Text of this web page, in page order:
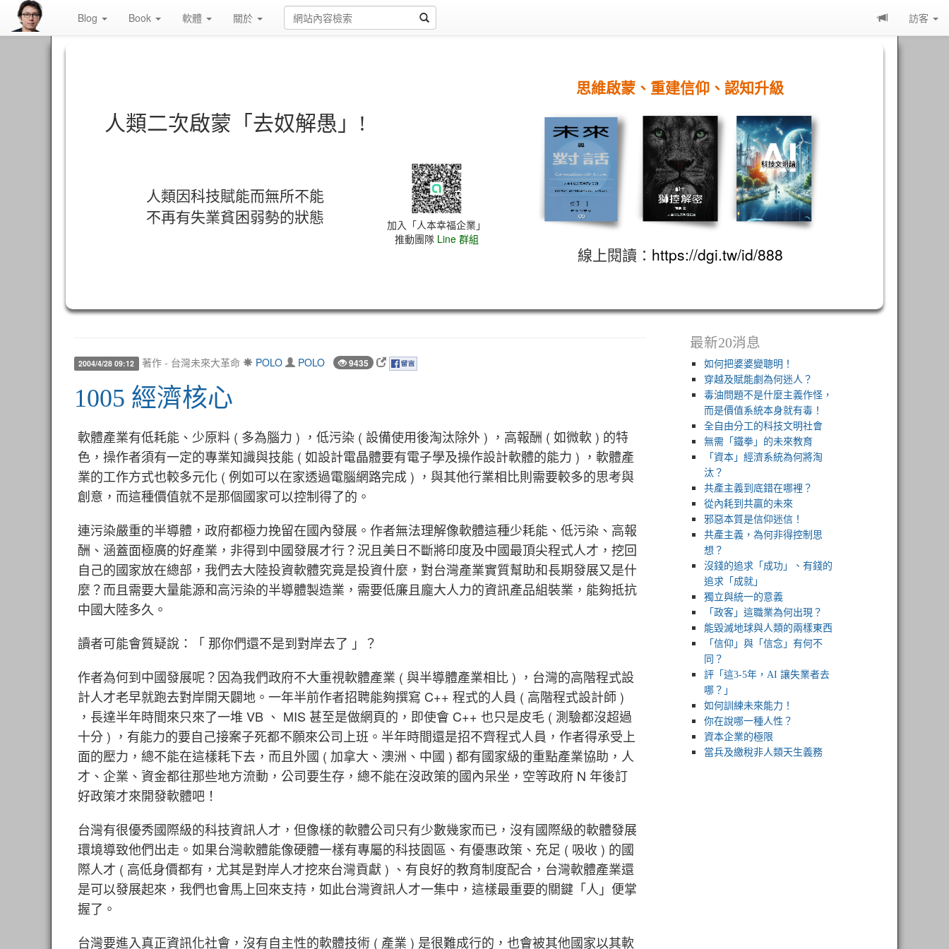
Blog Book 軟體 關於 訪客
人類二次啟蒙「去奴解愚」!
人類因科技賦能而無所不能
不再有失業貧困弱勢的狀態
加入「人本幸福企業」
推動團隊 Line 群組
思維啟蒙、重建信仰、認知升級
線上閱讀： https://dgi.tw/id/888
2004/4/28 09:12 著作 - 台灣未來大革命 POLO POLO 9435
1005 經濟核心
軟體產業有低耗能、少原料 ( 多為腦力 ) ，低污染 ( 設備使用後淘汰除外 ) ，高報酬 ( 如微軟 ) 的特
色，操作者須有一定的專業知識與技能 ( 如設計電晶體要有電子學及操作設計軟體的能力 ) ，軟體產
業的工作方式也較多元化 ( 例如可以在家透過電腦網路完成 ) ，與其他行業相比則需要較多的思考與
創意，而這種價值就不是那個國家可以控制得了的。
連污染嚴重的半導體，政府都極力挽留在國內發展。作者無法理解像軟體這種少耗能、低污染、高報
酬、涵蓋面極廣的好產業，非得到中國發展才行？況且美日不斷將印度及中國最頂尖程式人才，挖回
自己的國家放在總部，我們去大陸投資軟體究竟是投資什麼，對台灣產業實質幫助和長期發展又是什
麼？而且需要大量能源和高污染的半導體製造業，需要低廉且龐大人力的資訊產品組裝業，能夠抵抗
中國大陸多久。
讀者可能會質疑說：「 那你們還不是到對岸去了 」？
作者為何到中國發展呢？因為我們政府不大重視軟體產業 ( 與半導體產業相比 ) ，台灣的高階程式設
計人才老早就跑去對岸開天闢地。一年半前作者招聘能夠撰寫 C++ 程式的人員 ( 高階程式設計師 )
，長達半年時間來只來了一堆 VB 、 MIS 甚至是做網頁的，即使會 C++ 也只是皮毛 ( 測驗都沒超過
十分 ) ，有能力的要自己接案子死都不願來公司上班。半年時間還是招不齊程式人員，作者得承受上
面的壓力，總不能在這樣耗下去，而且外國 ( 加拿大、澳洲、中國 ) 都有國家級的重點產業協助，人
才、企業、資金都往那些地方流動，公司要生存，總不能在沒政策的國內呆坐，空等政府 N 年後訂
好政策才來開發軟體吧！
台灣有很優秀國際級的科技資訊人才，但像樣的軟體公司只有少數幾家而已，沒有國際級的軟體發展
環境導致他們出走。如果台灣軟體能像硬體一樣有專屬的科技園區、有優惠政策、充足 ( 吸收 ) 的國
際人才 ( 高低身價都有，尤其是對岸人才挖來台灣貢獻 ) 、有良好的教育制度配合，台灣軟體產業還
是可以發展起來，我們也會馬上回來支持，如此台灣資訊人才一集中，這樣最重要的關鍵「人」便掌
握了。
台灣要進入真正資訊化社會，沒有自主性的軟體技術 ( 產業 ) 是很難成行的，也會被其他國家以其軟
最新20消息
如何把婆婆變聰明！
穿越及賦能劇為何迷人？
毒油問題不是什麼主義作怪，
而是價值系統本身就有毒！
全自由分工的科技文明社會
無需「鐵拳」的未來教育
「資本」經濟系統為何將淘
汰？
共產主義到底錯在哪裡？
從內耗到共贏的未來
邪惡本質是信仰迷信！
共產主義，為何非得控制思
想？
沒錢的追求「成功」、有錢的
追求「成就」
獨立與統一的意義
「政客」這職業為何出現？
能毀滅地球與人類的兩樣東西
「信仰」與「信念」有何不
同？
評「這3-5年，AI 讓失業者去
哪？」
如何訓練未來能力！
你在說哪一種人性？
資本企業的極限
當兵及繳稅非人類天生義務